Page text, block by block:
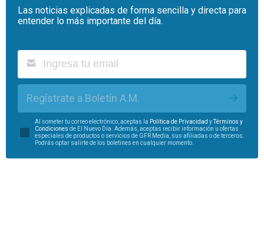
Las noticias explicadas de forma sencilla y directa para
entender lo más importante del día.
Regístrate a Boletín A.M.
Al someter tu correo electrónico, aceptas la Política de Privacidad yTérminos y
Condiciones de El Nuevo Día. Además, aceptas recibir información u ofertas
especiales de productos o servicios de GFR Media, sus afiliadas o de terceros.
Podrás optar salirte de los boletines en cualquier momento.